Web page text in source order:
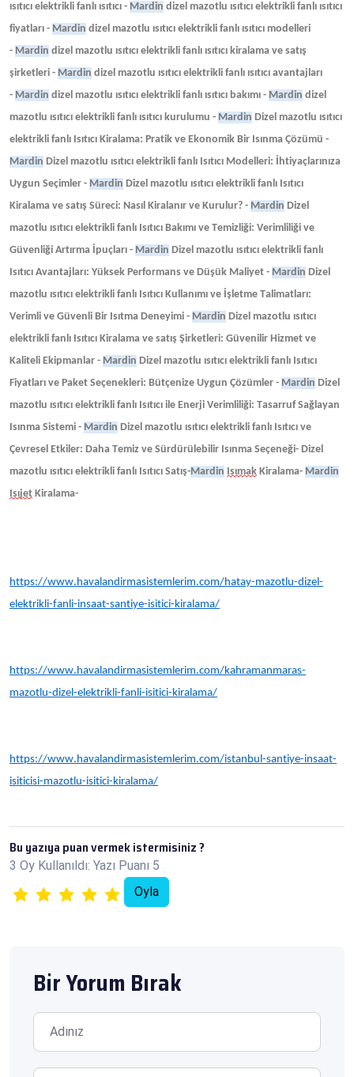
ısıtıcı elektrikli fanlı ısıtıcı - Mardin dizel mazotlu ısıtıcı elektrikli fanlı ısıtıcı
fiyatları - Mardin dizel mazotlu ısıtıcı elektrikli fanlı ısıtıcı modelleri
- Mardin dizel mazotlu ısıtıcı elektrikli fanlı ısıtıcı kiralama ve satış
şirketleri - Mardin dizel mazotlu ısıtıcı elektrikli fanlı ısıtıcı avantajları
- Mardin dizel mazotlu ısıtıcı elektrikli fanlı ısıtıcı bakımı - Mardin dizel
mazotlu ısıtıcı elektrikli fanlı ısıtıcı kurulumu - Mardin Dizel mazotlu ısıtıcı
elektrikli fanlı Isıtıcı Kiralama: Pratik ve Ekonomik Bir Isınma Çözümü -
Mardin Dizel mazotlu ısıtıcı elektrikli fanlı Isıtıcı Modelleri: İhtiyaçlarınıza
Uygun Seçimler - Mardin Dizel mazotlu ısıtıcı elektrikli fanlı Isıtıcı
Kiralama ve satış Süreci: Nasıl Kiralanır ve Kurulur? - Mardin Dizel
mazotlu ısıtıcı elektrikli fanlı Isıtıcı Bakımı ve Temizliği: Verimliliği ve
Güvenliği Artırma İpuçları - Mardin Dizel mazotlu ısıtıcı elektrikli fanlı
Isıtıcı Avantajları: Yüksek Performans ve Düşük Maliyet - Mardin Dizel
mazotlu ısıtıcı elektrikli fanlı Isıtıcı Kullanımı ve İşletme Talimatları:
Verimli ve Güvenli Bir Isıtma Deneyimi - Mardin Dizel mazotlu ısıtıcı
elektrikli fanlı Isıtıcı Kiralama ve satış Şirketleri: Güvenilir Hizmet ve
Kaliteli Ekipmanlar - Mardin Dizel mazotlu ısıtıcı elektrikli fanlı Isıtıcı
Fiyatları ve Paket Seçenekleri: Bütçenize Uygun Çözümler - Mardin Dizel
mazotlu ısıtıcı elektrikli fanlı Isıtıcı ile Enerji Verimliliği: Tasarruf Sağlayan
Isınma Sistemi - Mardin Dizel mazotlu ısıtıcı elektrikli fanlı Isıtıcı ve
Çevresel Etkiler: Daha Temiz ve Sürdürülebilir Isınma Seçeneği- Dizel
mazotlu ısıtıcı elektrikli fanlı Isıtıcı Satış-Mardin Isımak Kiralama- Mardin
Isıjet Kiralama-
https://www.havalandirmasistemlerim.com/hatay-mazotlu-dizel-
elektrikli-fanli-insaat-santiye-isitici-kiralama/
https://www.havalandirmasistemlerim.com/kahramanmaras-
mazotlu-dizel-elektrikli-fanli-isitici-kiralama/
https://www.havalandirmasistemlerim.com/istanbul-santiye-insaat-
isiticisi-mazotlu-isitici-kiralama/
Bu yazıya puan vermek istermisiniz ?
3 Oy Kullanıldı: Yazı Puanı 5
Bir Yorum Bırak